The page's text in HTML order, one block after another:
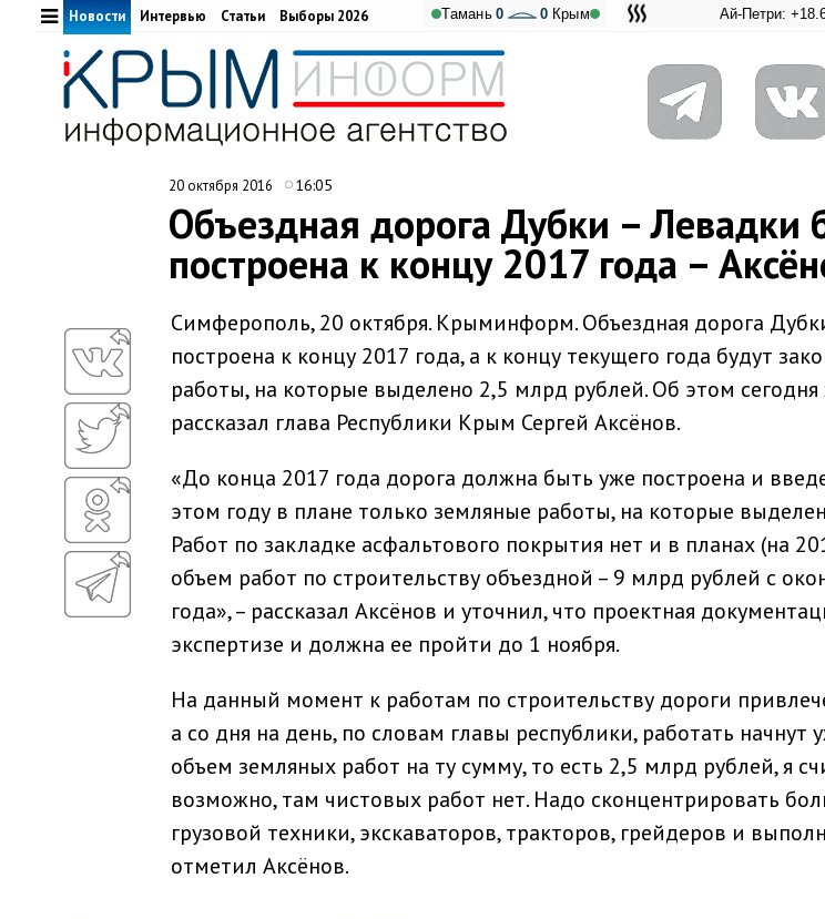
Ай-Петри: +18.6°C
Тамань 0 0 Крым
Новости Интервью Статьи Выборы 2026
20 октября 2016 16:05
Объездная дорога Дубки – Левадки
построена к концу 2017 года –
Симферополь, 20 октября. Крыминформ. Объездная дорога
построена к концу 2017 года, а к концу текущего года будут
работы, на которые выделено 2,5 млрд рублей. Об этом
рассказал глава Республики Крым Сергей Аксёнов.
«До конца 2017 года дорога должна быть уже построена и
этом году в плане только земляные работы, на которые
Работ по закладке асфальтового покрытия нет и в планах (на
объем работ по строительству объездной – 9 млрд рублей с
года», – рассказал Аксёнов и уточнил, что проектная
экспертизе и должна ее пройти до 1 ноября.
На данный момент к работам по строительству дороги
а со дня на день, по словам главы республики, работать начнут
объем земляных работ на ту сумму, то есть 2,5 млрд рублей, я
возможно, там чистовых работ нет. Надо сконцентрировать
грузовой техники, экскаваторов, тракторов, грейдеров и
отметил Аксёнов.